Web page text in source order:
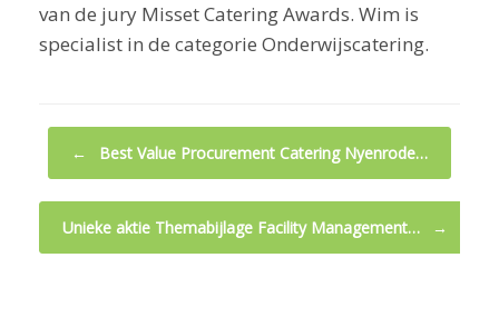
van de jury Misset Catering Awards. Wim is
specialist in de categorie Onderwijscatering.
← Best Value Procurement Catering Nyenrode…
Unieke aktie Themabijlage Facility Management… →